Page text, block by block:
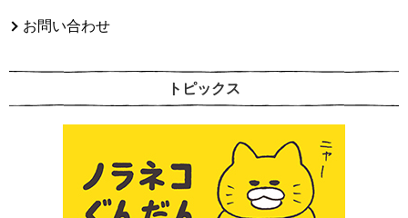
お問い合わせ
トピックス